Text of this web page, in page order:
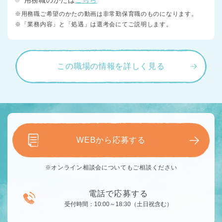
※用務職ご希望のかたの動画は非常勤保育職のものになります。
※「業務内容」と「処遇」は選考会にてご説明します。
この職場の情報を詳しく見る
WEBから応募する
※オンライン相談会についてもご相談ください
電話で応募する
受付時間：10:00～18:30（土日祝含む）